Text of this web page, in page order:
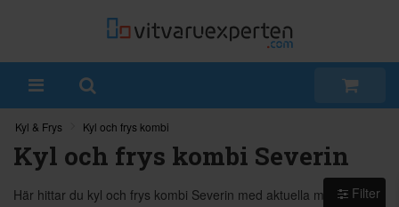
Kyl & Frys Kyl och frys kombi
Kyl och frys kombi Severin
Här hittar du kyl och frys kombi Severin med aktuella modellerFilter